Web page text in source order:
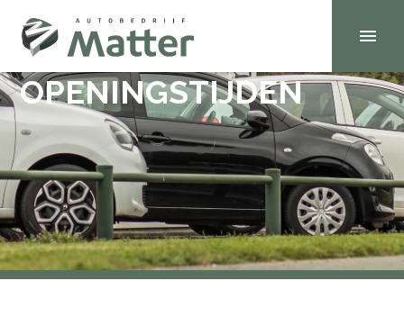
donderdag, 24 juni 2021
OPENINGSTIJDEN